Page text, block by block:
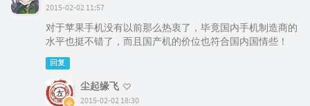
2015-02-02 11:57
对于苹果手机没有以前那么热衷了，毕竟国内手机制造商的
水平也挺不错了，而且国产机的价位也符合国内国情些！
回复
尘起缘飞
2015-02-02 18:30